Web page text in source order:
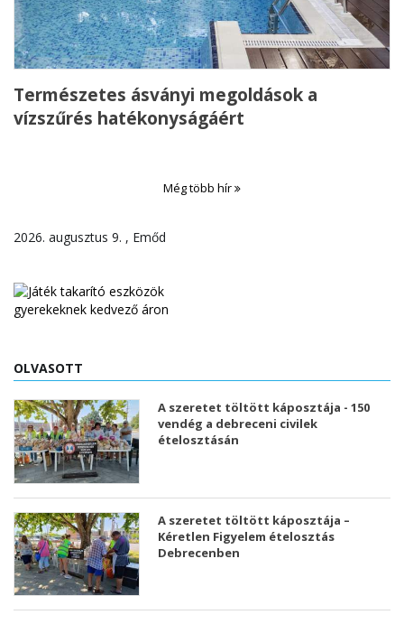
Természetes ásványi megoldások a
vízszűrés hatékonyságáért
Még több hír
2026. augusztus 9. , Emőd
OLVASOTT
A szeretet töltött káposztája - 150
vendég a debreceni civilek
ételosztásán
A szeretet töltött káposztája –
Kéretlen Figyelem ételosztás
Debrecenben